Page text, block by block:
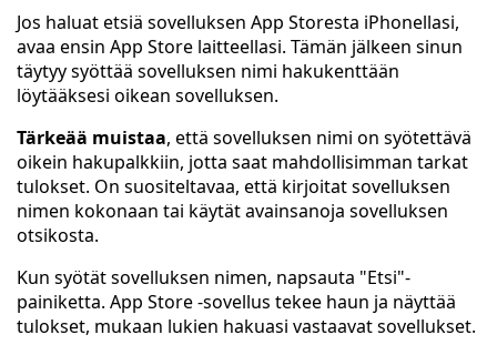
Jos haluat etsiä sovelluksen App Storesta iPhonellasi,
avaa ensin App Store laitteellasi. Tämän jälkeen sinun
täytyy syöttää sovelluksen nimi hakukenttään
löytääksesi oikean sovelluksen.
Tärkeää muistaa, että sovelluksen nimi on syötettävä
oikein hakupalkkiin, jotta saat mahdollisimman tarkat
tulokset. On suositeltavaa, että kirjoitat sovelluksen
nimen kokonaan tai käytät avainsanoja sovelluksen
otsikosta.
Kun syötät sovelluksen nimen, napsauta "Etsi"-
painiketta. App Store -sovellus tekee haun ja näyttää
tulokset, mukaan lukien hakuasi vastaavat sovellukset.